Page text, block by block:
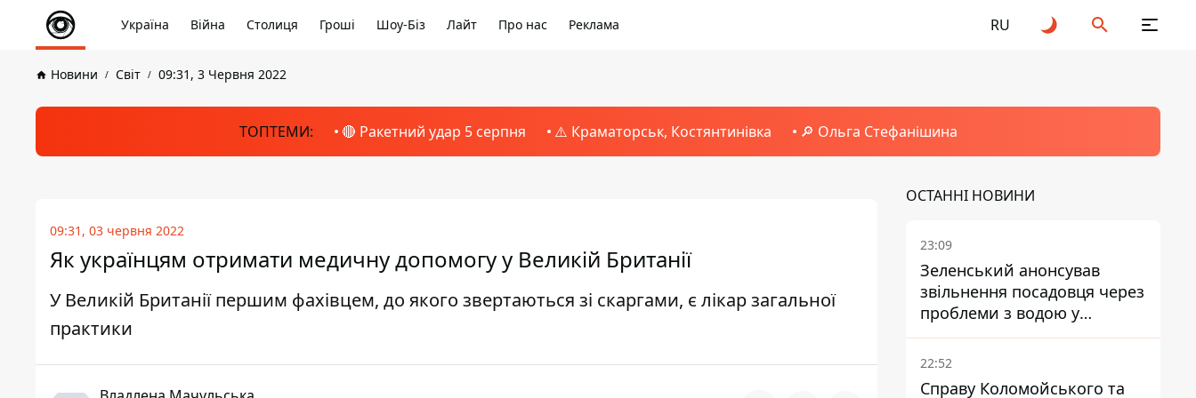
Україна Війна Столиця Гроші Шоу-Біз Лайт Про нас Реклама RU
Новини Світ 09:31, 3 Червня 2022
ТОПТЕМИ: 🔴 Ракетний удар 5 серпня ⚠️ Краматорськ, Костянтинівка 🔎 Ольга Стефанішина
09:31, 03 червня 2022
Як українцям отримати медичну допомогу у Великій Британії
У Великій Британії першим фахівцем, до якого звертаються зі скаргами, є лікар загальної
практики
ОСТАННІ НОВИНИ
23:09
Зеленський анонсував
звільнення посадовця через
проблеми з водою у
Марганці
22:52
Справу Коломойського та